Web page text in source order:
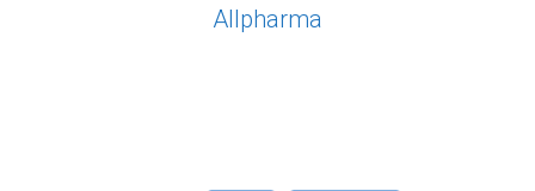
Allpharma